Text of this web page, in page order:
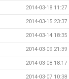
2014-03-18 11:27
2014-03-15 23:37
2014-03-14 18:35
2014-03-09 21:39
2014-03-08 18:17
2014-03-07 10:38